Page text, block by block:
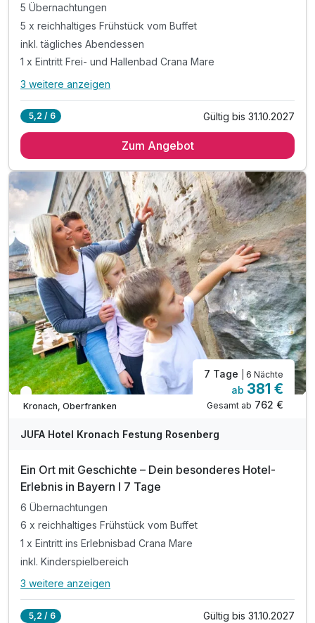
5 Übernachtungen
5 x reichhaltiges Frühstück vom Buffet
inkl. tägliches Abendessen
1 x Eintritt Frei- und Hallenbad Crana Mare
Alle Inklusivleistungen
5 x reichhaltiges Frühstück vom Buffet
1 x Eintritt Frei- und Hallenbad Crana Mare
inkl. Spielplatz im Festungsgarten
inkl. Parkplatznutzung
inkl. kostenfreies WLAN
3 weitere anzeigen
5,2 / 6 Gültig bis 31.10.2027
Zum Angebot
In 1 Woche wieder frei
Kronach, Oberfranken
7 Tage | 6 Nächte
ab 381 €
Gesamt ab 762 €
JUFA Hotel Kronach Festung Rosenberg
Ein Ort mit Geschichte – Dein besonderes Hotel-
Erlebnis in Bayern I 7 Tage
6 Übernachtungen
6 x reichhaltiges Frühstück vom Buffet
1 x Eintritt ins Erlebnisbad Crana Mare
inkl. Kinderspielbereich
Alle Inklusivleistungen
3 weitere anzeigen
5,2 / 6 Gültig bis 31.10.2027